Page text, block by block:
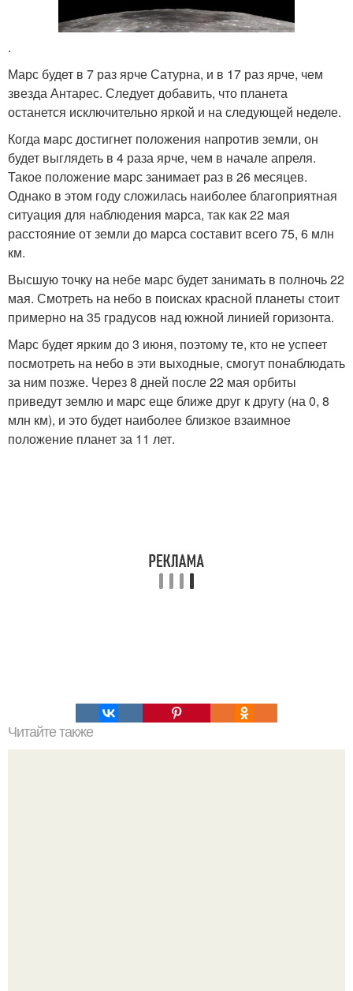
.
Марс будет в 7 раз ярче Сатурна, и в 17 раз ярче, чем
звезда Антарес. Следует добавить, что планета
останется исключительно яркой и на следующей неделе.
Когда марс достигнет положения напротив земли, он
будет выглядеть в 4 раза ярче, чем в начале апреля.
Такое положение марс занимает раз в 26 месяцев.
Однако в этом году сложилась наиболее благоприятная
ситуация для наблюдения марса, так как 22 мая
расстояние от земли до марса составит всего 75, 6 млн
км.
Высшую точку на небе марс будет занимать в полночь 22
мая. Смотреть на небо в поисках красной планеты стоит
примерно на 35 градусов над южной линией горизонта.
Марс будет ярким до 3 июня, поэтому те, кто не успеет
посмотреть на небо в эти выходные, смогут понаблюдать
за ним позже. Через 8 дней после 22 мая орбиты
приведут землю и марс еще ближе друг к другу (на 0, 8
млн км), и это будет наиболее близкое взаимное
положение планет за 11 лет.
Читайте также